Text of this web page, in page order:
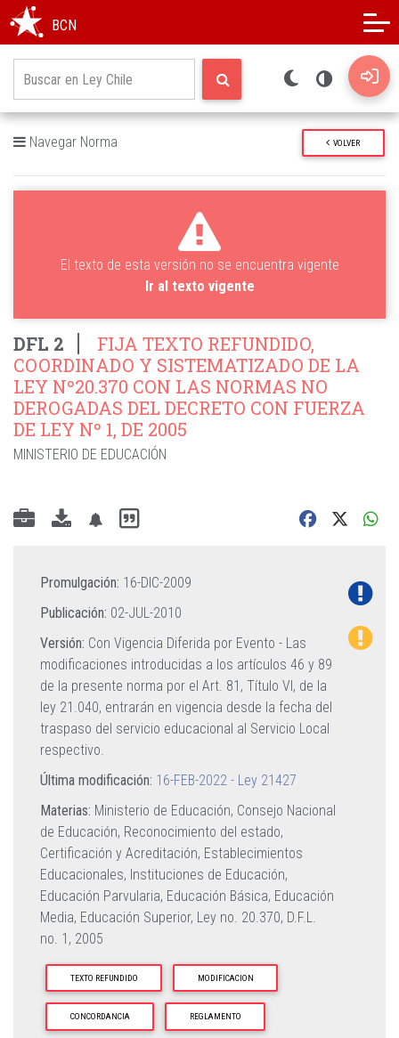
BCN
Navegar Norma VOLVER
El texto de esta versión no se encuentra vigente
Ir al texto vigente
DFL 2
FIJA TEXTO REFUNDIDO,
COORDINADO Y SISTEMATIZADO DE LA
LEY Nº20.370 CON LAS NORMAS NO
DEROGADAS DEL DECRETO CON FUERZA
DE LEY Nº 1, DE 2005
MINISTERIO DE EDUCACIÓN
Promulgación: 16-DIC-2009
Publicación: 02-JUL-2010
Versión: Con Vigencia Diferida por Evento - Las
modificaciones introducidas a los artículos 46 y 89
de la presente norma por el Art. 81, Título VI, de la
ley 21.040, entrarán en vigencia desde la fecha del
traspaso del servicio educacional al Servicio Local
respectivo.
Última modificación: 16-FEB-2022 - Ley 21427
Materias: Ministerio de Educación, Consejo Nacional
de Educación, Reconocimiento del estado,
Certificación y Acreditación, Establecimientos
Educacionales, Instituciones de Educación,
Educación Parvularia, Educación Básica, Educación
Media, Educación Superior, Ley no. 20.370, D.F.L.
no. 1, 2005
TEXTO REFUNDIDO MODIFICACION
CONCORDANCIA REGLAMENTO